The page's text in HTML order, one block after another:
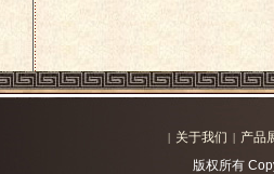
| 关于我们 | 产品
版权所有